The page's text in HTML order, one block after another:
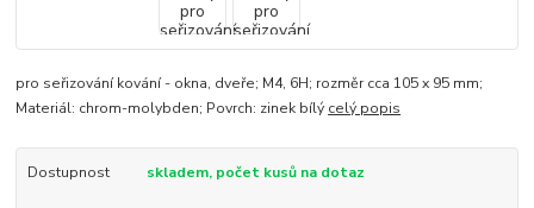
pro seřizování kování - okna, dveře; M4, 6H; rozměr cca 105 x 95 mm;
Materiál: chrom-molybden; Povrch: zinek bílý celý popis
Dostupnost skladem, počet kusů na dotaz